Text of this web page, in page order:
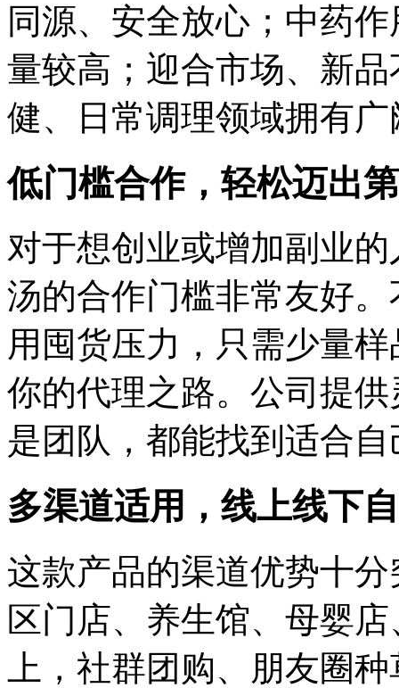
同源、安全放心；中药
量较高；迎合市场、新
健、日常调理领域拥有
低门槛合作，轻松迈出
对于想创业或增加副业
汤的合作门槛非常友好
用囤货压力，只需少量
你的代理之路。公司提
是团队，都能找到适合
多渠道适用，线上线下
这款产品的渠道优势十
区门店、养生馆、母婴
上，社群团购、朋友圈